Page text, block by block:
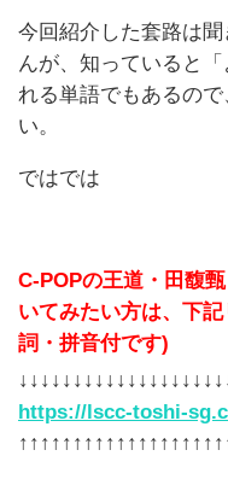
今回紹介した套路は
んが、知っていると
れる単語でもあるの
い。
ではでは
C-POPの王道・田馥甄
いてみたい方は、下
詞・拼音付です)
https://lscc-toshi-